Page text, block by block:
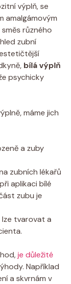
výplň, se
amalgámovým
různého
zubní
bílá výplň
psychicky
máme jich
a zuby
zubních lékařů
aplikaci bílé
zubu je
lze tvarovat a
je důležité
Například
a skvrnám v